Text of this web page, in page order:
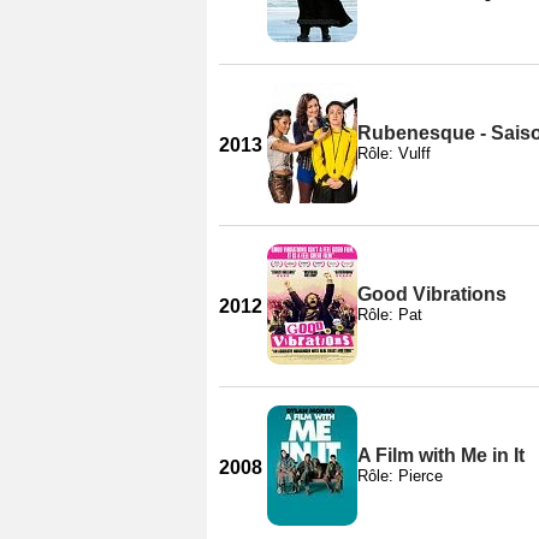
2013
Rubenesque -
Rôle: Vulff
2012
Good Vibrations
Rôle: Pat
2008
A Film with Me in It
Rôle: Pierce